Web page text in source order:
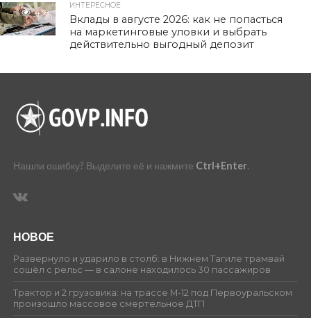
438
ИНТЕРЕСНОЕ
Вклады в августе 2026: как не попасться
на маркетинговые уловки и выбрать
действительно выгодный депозит
Нашли ошибку? Выделите её и нажмите Ctrl+Enter.
НОВОЕ
Развернуло и ударило в столб: в Нижнем Тагиле трамвай
сошёл с рельс — в салоне находилось 30 пассажиров
Трактор и 2 грузовика: на трассе М-12 под Первоуральском
произошло массовое смертельное ДТП